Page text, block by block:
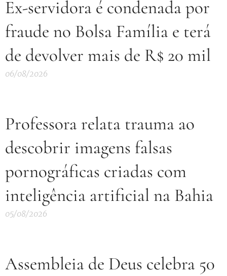
Ex-servidora é condenada por
fraude no Bolsa Família e terá
de devolver mais de R$ 20 mil
06/08/2026
Professora relata trauma ao
descobrir imagens falsas
pornográficas criadas com
inteligência artificial na Bahia
05/08/2026
Assembleia de Deus celebra 50